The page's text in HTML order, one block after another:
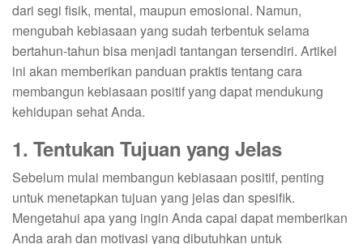
dari segi fisik, mental, maupun emosional. Namun,
mengubah kebiasaan yang sudah terbentuk selama
bertahun-tahun bisa menjadi tantangan tersendiri. Artikel
ini akan memberikan panduan praktis tentang cara
membangun kebiasaan positif yang dapat mendukung
kehidupan sehat Anda.
1. Tentukan Tujuan yang Jelas
Sebelum mulai membangun kebiasaan positif, penting
untuk menetapkan tujuan yang jelas dan spesifik.
Mengetahui apa yang ingin Anda capai dapat memberikan
Anda arah dan motivasi yang dibutuhkan untuk